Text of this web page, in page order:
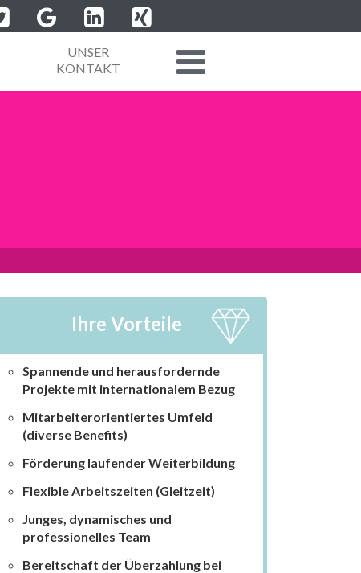
UNSER
KONTAKT
Ihre Vorteile
Spannende und herausfordernde
Projekte mit internationalem Bezug
Mitarbeiterorientiertes Umfeld
(diverse Benefits)
Förderung laufender Weiterbildung
Flexible Arbeitszeiten (Gleitzeit)
Junges, dynamisches und
professionelles Team
Bereitschaft der Überzahlung bei